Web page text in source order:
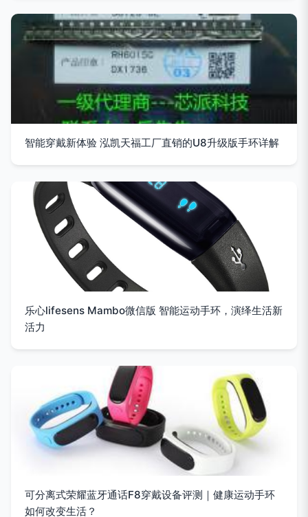
智能穿戴新体验 泓凯天福工厂直销的U8升级版手环详解
乐心lifesens Mambo微信版 智能运动手环，演绎生活新
活力
可分离式荣耀蓝牙通话F8穿戴设备评测｜健康运动手环
如何改变生活？